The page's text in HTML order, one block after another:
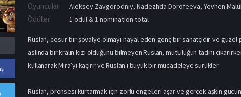
Oyuncular Aleksey Zavgorodniy,Nadezhda Dorofeeva,Yevhen
Ödüller 1 ödül & 1 nomination total
Ruslan, cesur bir şövalye olmayı hayal eden genç bir sanatçıdır ve
aslında bir kralın kızı olduğunu bilmeyen Ruslan, mutluluğun tadını
kullanarak Mira’yı kaçırır ve Ruslan'ı büyük bir mücadeleye sürükler.
Ruslan, prensesi kurtarmak için zorlu engelleri aşar ve gerçek aşkın